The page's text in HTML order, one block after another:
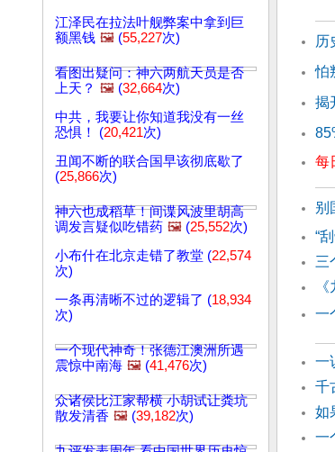
江泽民在拉法叶舰弊案中拿到巨
额黑钱 🖼️ (55,227次)
看图出疑问：神六两航天员是否
上天？ 🖼️ (32,664次)
中共，我要让你知道我没有一丝
恐惧！ (20,421次)
丑闻不断的联合国早该彻底歇了
(25,866次)
神六也成稻草！间谍风波里胡高
调发言疑似吃错药 🖼️ (25,552次)
小布什在北京走错了教堂 (22,574
次)
一条再清晰不过的逻辑了 (18,934
次)
一个现代神奇！张德江澳洲所遇
震惊中南海 🖼️ (41,476次)
众诸侯比江家帮横 小胡试让粪坑
散发清香 🖼️ (39,182次)
历
怕
揭
每
别
“
三
一
一
千
如
一